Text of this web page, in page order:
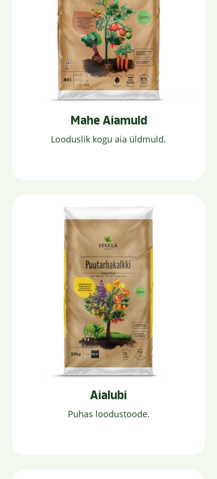
Mahe Aiamuld
Looduslik kogu aia üldmuld.
Aialubi
Puhas loodustoode.